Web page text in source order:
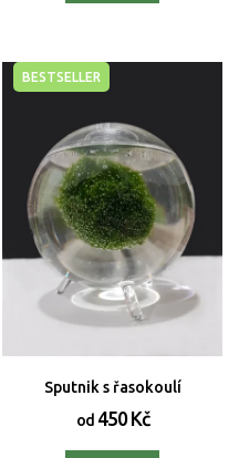
BESTSELLER
Sputnik s řasokoulí
od450 Kč